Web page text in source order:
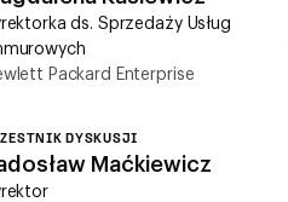
ds. Sprzedaży Usług
Packard Enterprise
DYSKUSJI
Maćkiewicz